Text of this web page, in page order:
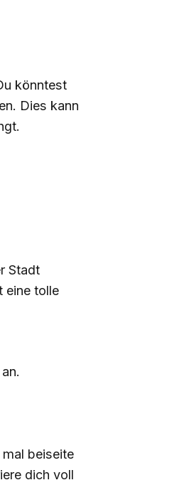
könntest
Dies kann
Stadt
eine tolle
beiseite
dich voll